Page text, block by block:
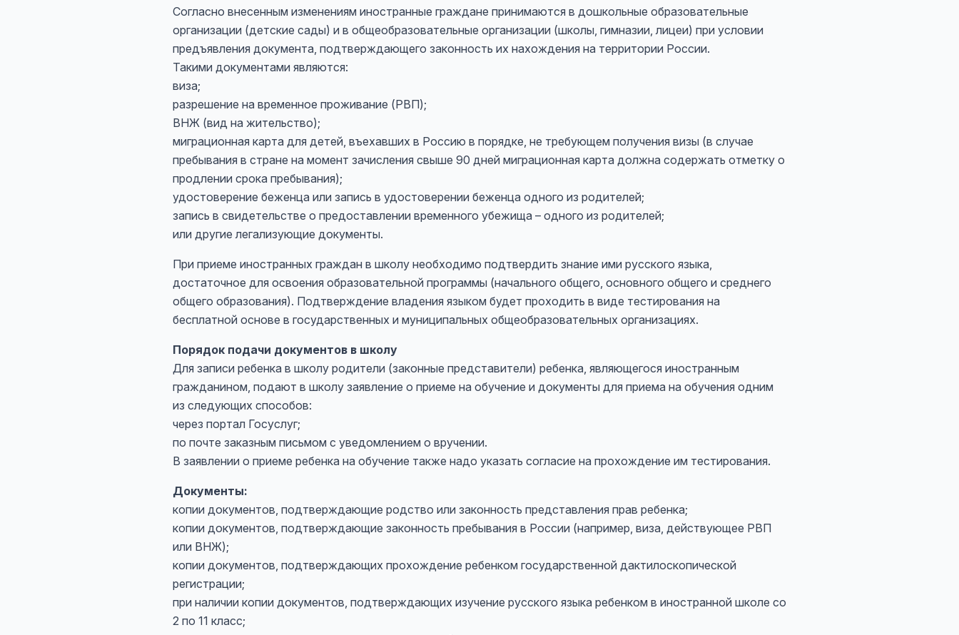
Согласно внесенным изменениям иностранные граждане принимаются в дошкольные образовательные
организации (детские сады) и в общеобразовательные организации (школы, гимназии, лицеи) при условии
предъявления документа, подтверждающего законность их нахождения на территории России.
Такими документами являются:
виза;
разрешение на временное проживание (РВП);
ВНЖ (вид на жительство);
миграционная карта для детей, въехавших в Россию в порядке, не требующем получения визы (в случае
пребывания в стране на момент зачисления свыше 90 дней миграционная карта должна содержать отметку о
продлении срока пребывания);
удостоверение беженца или запись в удостоверении беженца одного из родителей;
запись в свидетельстве о предоставлении временного убежища – одного из родителей;
или другие легализующие документы.
При приеме иностранных граждан в школу необходимо подтвердить знание ими русского языка,
достаточное для освоения образовательной программы (начального общего, основного общего и среднего
общего образования). Подтверждение владения языком будет проходить в виде тестирования на
бесплатной основе в государственных и муниципальных общеобразовательных организациях.
Порядок подачи документов в школу
Для записи ребенка в школу родители (законные представители) ребенка, являющегося иностранным
гражданином, подают в школу заявление о приеме на обучение и документы для приема на обучения одним
из следующих способов:
через портал Госуслуг;
по почте заказным письмом с уведомлением о вручении.
В заявлении о приеме ребенка на обучение также надо указать согласие на прохождение им тестирования.
Документы:
копии документов, подтверждающие родство или законность представления прав ребенка;
копии документов, подтверждающие законность пребывания в России (например, виза, действующее РВП
или ВНЖ);
копии документов, подтверждающих прохождение ребенком государственной дактилоскопической
регистрации;
при наличии копии документов, подтверждающих изучение русского языка ребенком в иностранной школе со
2 по 11 класс;